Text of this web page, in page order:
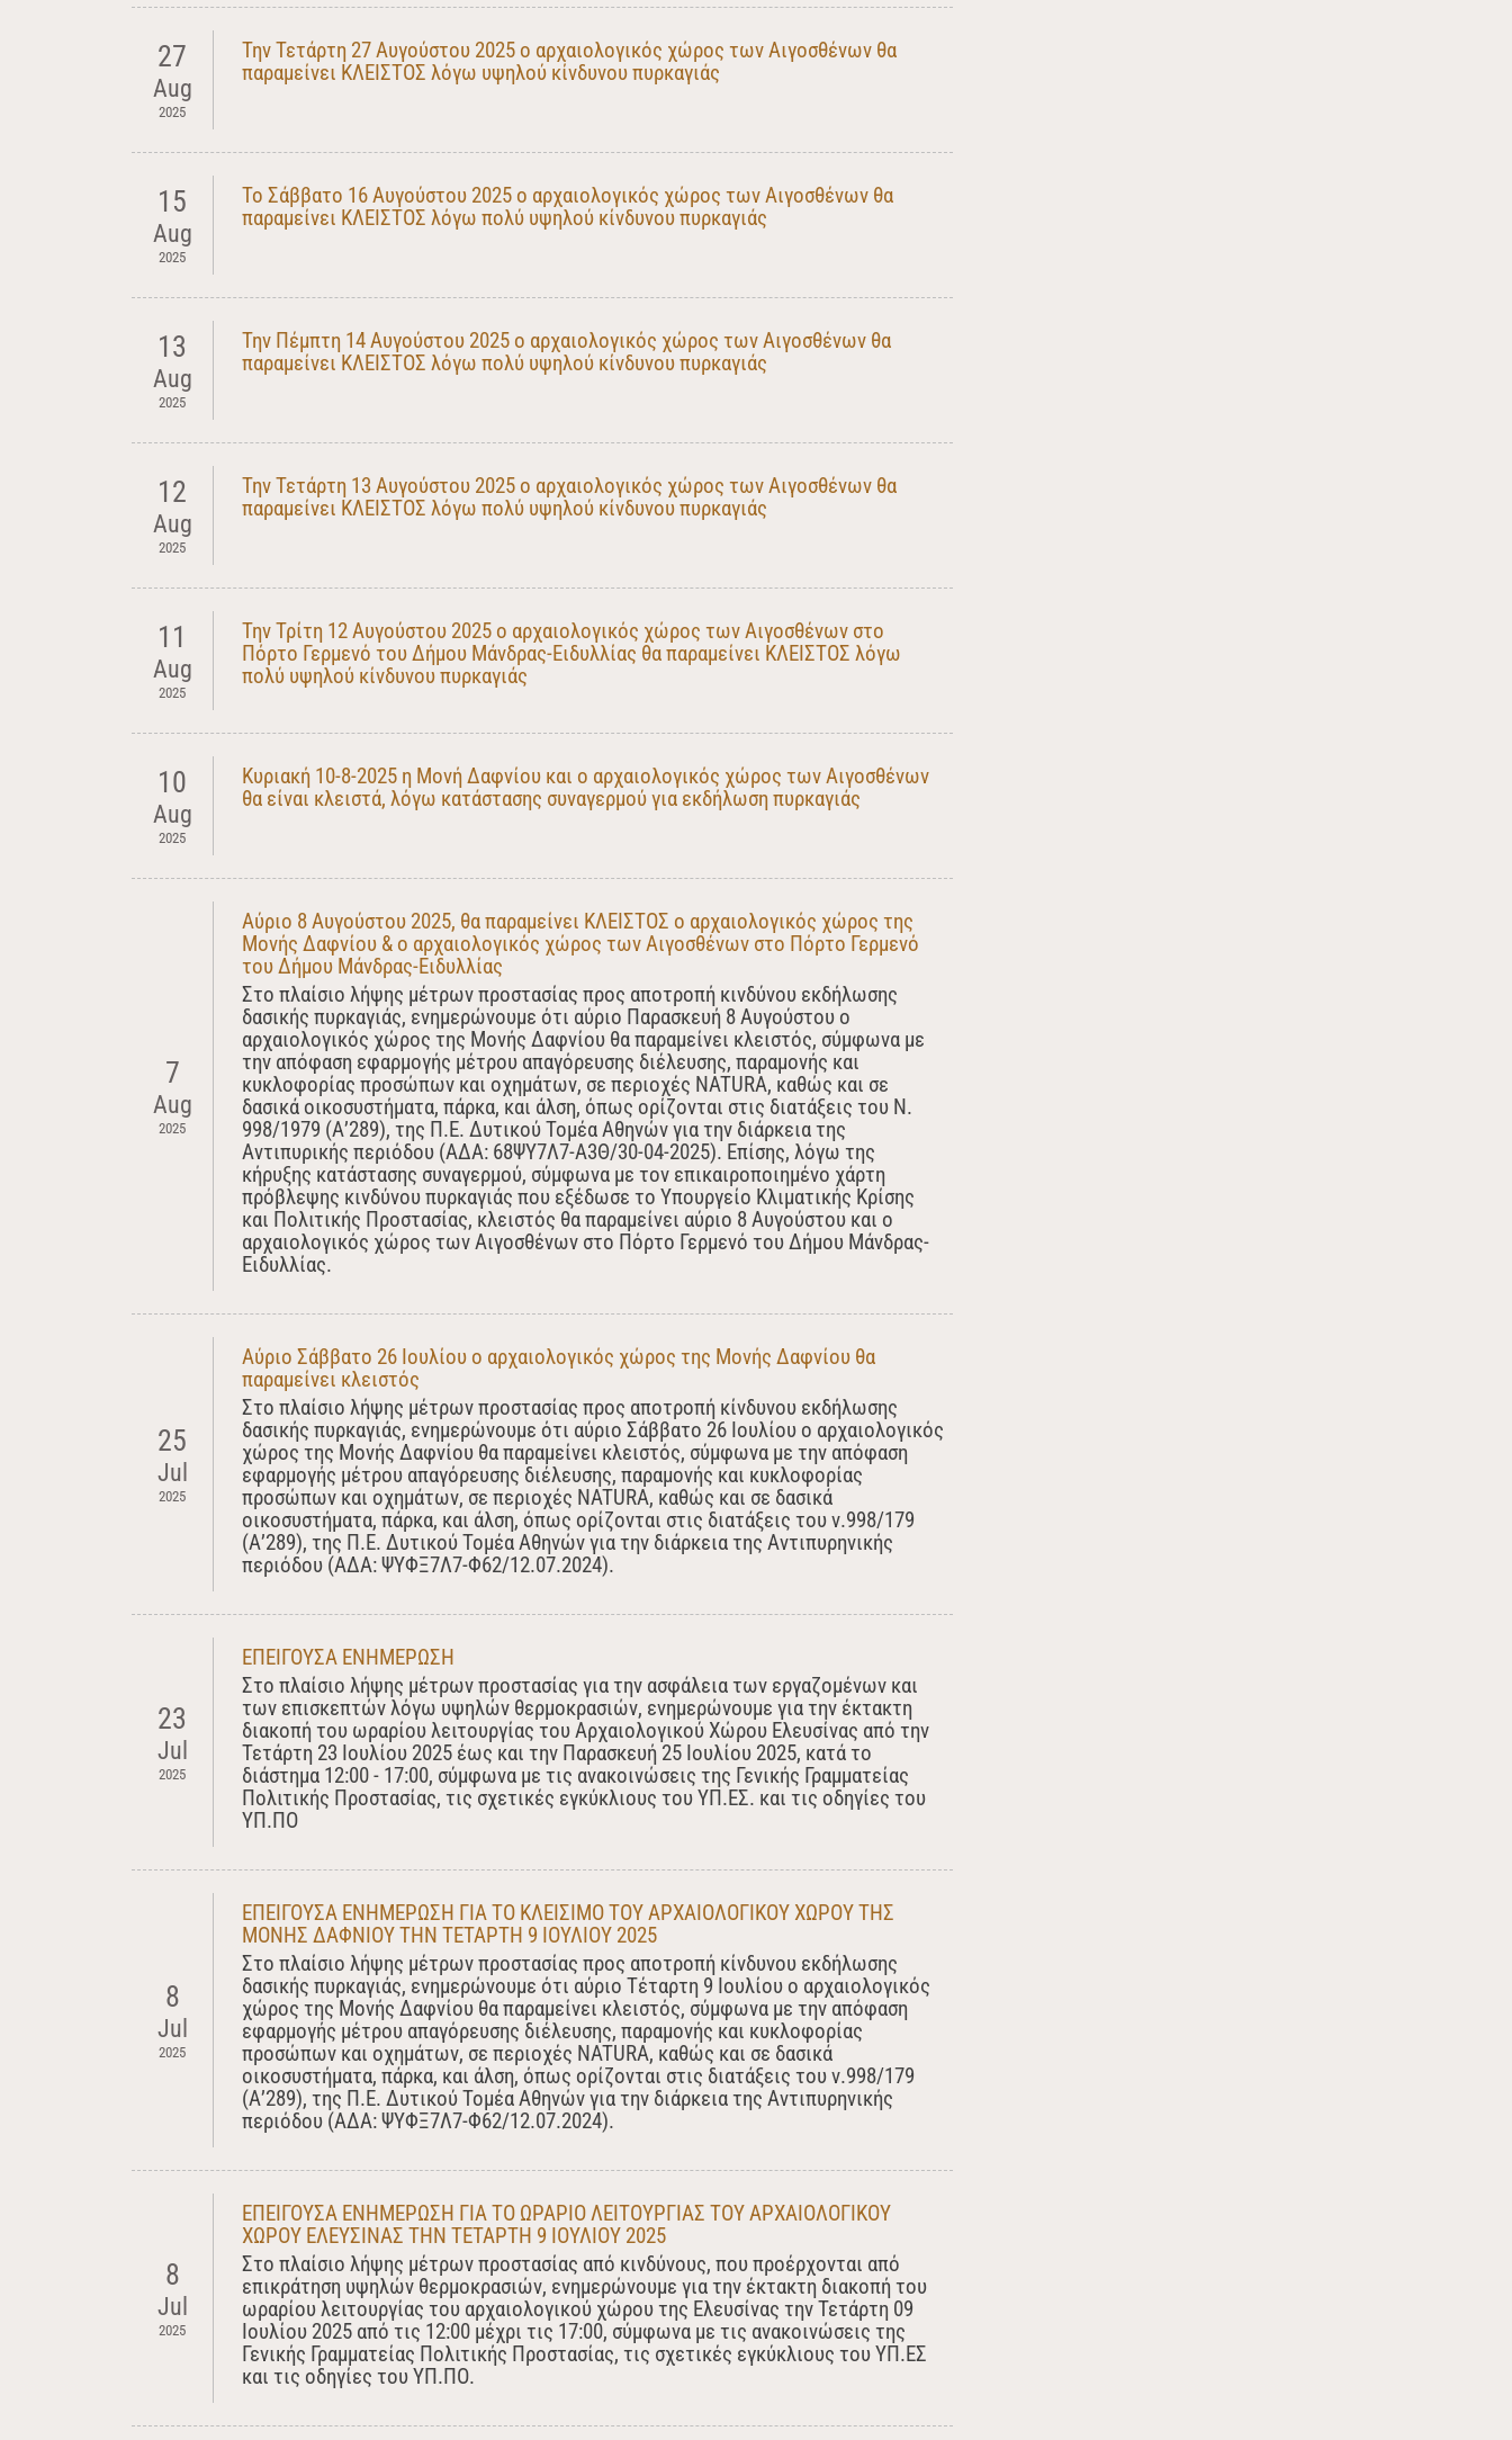
27
Aug
2025
Την Τετάρτη 27 Αυγούστου 2025 ο αρχαιολογικός χώρος των Αιγοσθένων θα
παραμείνει ΚΛΕΙΣΤΟΣ λόγω υψηλού κίνδυνου πυρκαγιάς
15
Aug
2025
Το Σάββατο 16 Αυγούστου 2025 ο αρχαιολογικός χώρος των Αιγοσθένων θα
παραμείνει ΚΛΕΙΣΤΟΣ λόγω πολύ υψηλού κίνδυνου πυρκαγιάς
13
Aug
2025
Την Πέμπτη 14 Αυγούστου 2025 ο αρχαιολογικός χώρος των Αιγοσθένων θα
παραμείνει ΚΛΕΙΣΤΟΣ λόγω πολύ υψηλού κίνδυνου πυρκαγιάς
12
Aug
2025
Την Τετάρτη 13 Αυγούστου 2025 ο αρχαιολογικός χώρος των Αιγοσθένων θα
παραμείνει ΚΛΕΙΣΤΟΣ λόγω πολύ υψηλού κίνδυνου πυρκαγιάς
11
Aug
2025
Την Τρίτη 12 Αυγούστου 2025 ο αρχαιολογικός χώρος των Αιγοσθένων στο
Πόρτο Γερμενό του Δήμου Μάνδρας-Ειδυλλίας θα παραμείνει ΚΛΕΙΣΤΟΣ λόγω
πολύ υψηλού κίνδυνου πυρκαγιάς
10
Aug
2025
Κυριακή 10-8-2025 η Μονή Δαφνίου και ο αρχαιολογικός χώρος των Αιγοσθένων
θα είναι κλειστά, λόγω κατάστασης συναγερμού για εκδήλωση πυρκαγιάς
7
Aug
2025
Αύριο 8 Αυγούστου 2025, θα παραμείνει ΚΛΕΙΣΤΟΣ ο αρχαιολογικός χώρος της
Μονής Δαφνίου & ο αρχαιολογικός χώρος των Αιγοσθένων στο Πόρτο Γερμενό
του Δήμου Μάνδρας-Ειδυλλίας
Στο πλαίσιο λήψης μέτρων προστασίας προς αποτροπή κινδύνου εκδήλωσης
δασικής πυρκαγιάς, ενημερώνουμε ότι αύριο Παρασκευή 8 Αυγούστου ο
αρχαιολογικός χώρος της Μονής Δαφνίου θα παραμείνει κλειστός, σύμφωνα με
την απόφαση εφαρμογής μέτρου απαγόρευσης διέλευσης, παραμονής και
κυκλοφορίας προσώπων και οχημάτων, σε περιοχές NATURA, καθώς και σε
δασικά οικοσυστήματα, πάρκα, και άλση, όπως ορίζονται στις διατάξεις του Ν.
998/1979 (Α’289), της Π.Ε. Δυτικού Τομέα Αθηνών για την διάρκεια της
Αντιπυρικής περιόδου (ΑΔΑ: 68ΨΥ7Λ7-Α3Θ/30-04-2025). Επίσης, λόγω της
κήρυξης κατάστασης συναγερμού, σύμφωνα με τον επικαιροποιημένο χάρτη
πρόβλεψης κινδύνου πυρκαγιάς που εξέδωσε το Υπουργείο Κλιματικής Κρίσης
και Πολιτικής Προστασίας, κλειστός θα παραμείνει αύριο 8 Αυγούστου και ο
αρχαιολογικός χώρος των Αιγοσθένων στο Πόρτο Γερμενό του Δήμου Μάνδρας-
Ειδυλλίας.
25
Jul
2025
Αύριο Σάββατο 26 Ιουλίου ο αρχαιολογικός χώρος της Μονής Δαφνίου θα
παραμείνει κλειστός
Στο πλαίσιο λήψης μέτρων προστασίας προς αποτροπή κίνδυνου εκδήλωσης
δασικής πυρκαγιάς, ενημερώνουμε ότι αύριο Σάββατο 26 Ιουλίου ο αρχαιολογικός
χώρος της Μονής Δαφνίου θα παραμείνει κλειστός, σύμφωνα με την απόφαση
εφαρμογής μέτρου απαγόρευσης διέλευσης, παραμονής και κυκλοφορίας
προσώπων και οχημάτων, σε περιοχές NATURA, καθώς και σε δασικά
οικοσυστήματα, πάρκα, και άλση, όπως ορίζονται στις διατάξεις του ν.998/179
(Α’289), της Π.Ε. Δυτικού Τομέα Αθηνών για την διάρκεια της Αντιπυρηνικής
περιόδου (ΑΔΑ: ΨΥΦΞ7Λ7-Φ62/12.07.2024).
23
Jul
2025
ΕΠΕΙΓΟΥΣΑ ΕΝΗΜΕΡΩΣΗ
Στο πλαίσιο λήψης μέτρων προστασίας για την ασφάλεια των εργαζομένων και
των επισκεπτών λόγω υψηλών θερμοκρασιών, ενημερώνουμε για την έκτακτη
διακοπή του ωραρίου λειτουργίας του Αρχαιολογικού Χώρου Ελευσίνας από την
Τετάρτη 23 Ιουλίου 2025 έως και την Παρασκευή 25 Ιουλίου 2025, κατά τo
διάστημα 12:00 - 17:00, σύμφωνα με τις ανακοινώσεις της Γενικής Γραμματείας
Πολιτικής Προστασίας, τις σχετικές εγκύκλιους του ΥΠ.ΕΣ. και τις οδηγίες του
ΥΠ.ΠΟ
8
Jul
2025
ΕΠΕΙΓΟΥΣΑ ΕΝΗΜΕΡΩΣΗ ΓΙΑ ΤO ΚΛΕΙΣΙΜΟ ΤΟΥ ΑΡΧΑΙΟΛΟΓΙΚΟΥ ΧΩΡΟΥ ΤΗΣ
ΜΟΝΗΣ ΔΑΦΝΙΟΥ ΤΗΝ ΤΕΤΑΡΤΗ 9 ΙΟΥΛΙΟΥ 2025
Στο πλαίσιο λήψης μέτρων προστασίας προς αποτροπή κίνδυνου εκδήλωσης
δασικής πυρκαγιάς, ενημερώνουμε ότι αύριο Τέταρτη 9 Ιουλίου ο αρχαιολογικός
χώρος της Μονής Δαφνίου θα παραμείνει κλειστός, σύμφωνα με την απόφαση
εφαρμογής μέτρου απαγόρευσης διέλευσης, παραμονής και κυκλοφορίας
προσώπων και οχημάτων, σε περιοχές NATURA, καθώς και σε δασικά
οικοσυστήματα, πάρκα, και άλση, όπως ορίζονται στις διατάξεις του ν.998/179
(Α’289), της Π.Ε. Δυτικού Τομέα Αθηνών για την διάρκεια της Αντιπυρηνικής
περιόδου (ΑΔΑ: ΨΥΦΞ7Λ7-Φ62/12.07.2024).
8
Jul
2025
ΕΠΕΙΓΟΥΣΑ ΕΝΗΜΕΡΩΣΗ ΓΙΑ ΤO ΩΡΑΡΙΟ ΛΕΙΤΟΥΡΓΙΑΣ ΤΟΥ ΑΡΧΑΙΟΛΟΓΙΚΟΥ
ΧΩΡΟΥ ΕΛΕΥΣΙΝΑΣ ΤΗΝ ΤΕΤΑΡΤΗ 9 ΙΟΥΛΙΟΥ 2025
Στο πλαίσιο λήψης μέτρων προστασίας από κινδύνους, που προέρχονται από
επικράτηση υψηλών θερμοκρασιών, ενημερώνουμε για την έκτακτη διακοπή του
ωραρίου λειτουργίας του αρχαιολογικού χώρου της Ελευσίνας την Τετάρτη 09
Ιουλίου 2025 από τις 12:00 μέχρι τις 17:00, σύμφωνα με τις ανακοινώσεις της
Γενικής Γραμματείας Πολιτικής Προστασίας, τις σχετικές εγκύκλιους του ΥΠ.ΕΣ
και τις οδηγίες του ΥΠ.ΠΟ.